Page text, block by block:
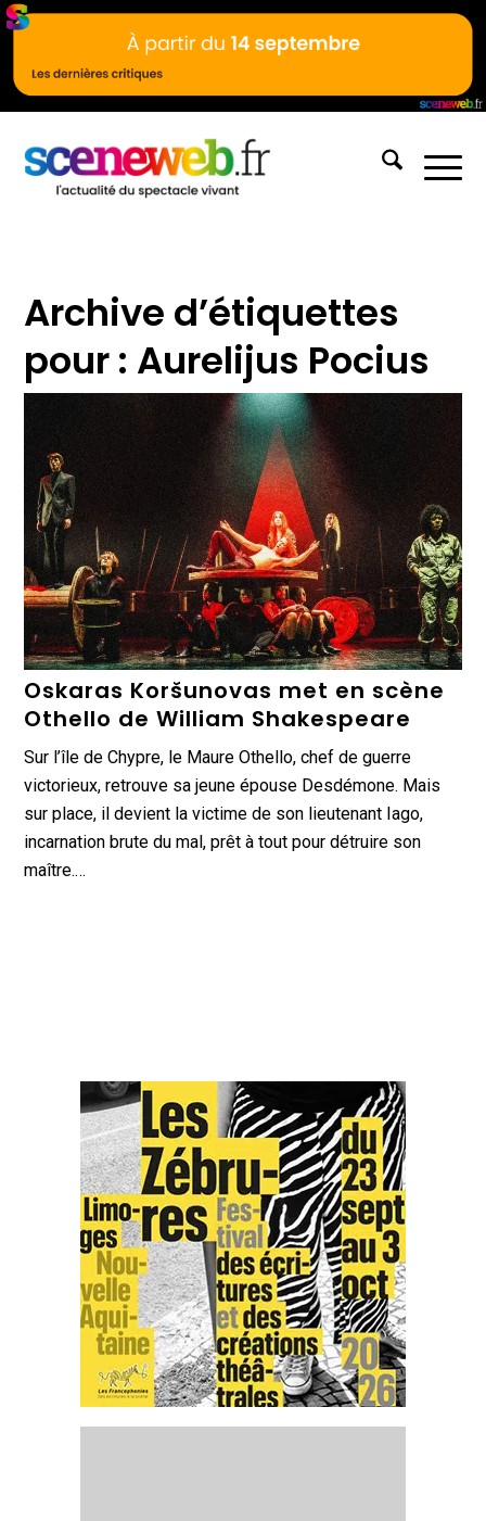
Archive d’étiquettes
pour : Aurelijus Pocius
Oskaras Koršunovas met en scène
Othello de William Shakespeare
Sur l’île de Chypre, le Maure Othello, chef de guerre
victorieux, retrouve sa jeune épouse Desdémone. Mais
sur place, il devient la victime de son lieutenant Iago,
incarnation brute du mal, prêt à tout pour détruire son
maître.…